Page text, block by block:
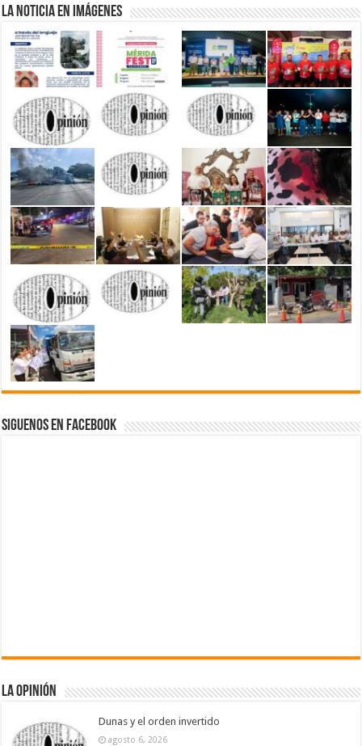
La Noticia en Imágenes
Siguenos en Facebook
La Opinión
Dunas y el orden invertido
agosto 6, 2026